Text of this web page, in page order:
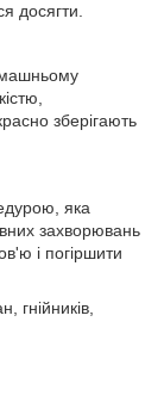
досягти.
зберігають
яка
захворювань
і погіршити
гнійників,